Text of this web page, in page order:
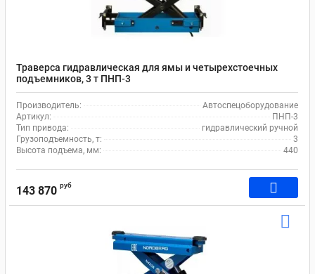
Траверса гидравлическая для ямы и четырехстоечных
подъемников, 3 т ПНП-3
Производитель:
Автоспецоборудование
Артикул:
ПНП-3
Тип привода:
гидравлический ручной
Грузоподъемность, т:
3
Высота подъема, мм:
440
143 870 руб